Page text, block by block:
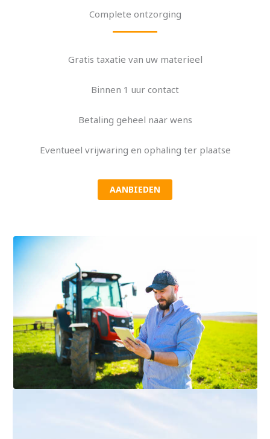
Complete ontzorging
Gratis taxatie van uw materieel
Binnen 1 uur contact
Betaling geheel naar wens
Eventueel vrijwaring en ophaling ter plaatse
AANBIEDEN